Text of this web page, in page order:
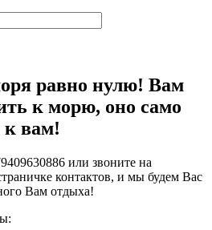
равно нулю! Вам
к морю, оно само
к вам!
или звоните на
контактов, и мы будем Вас
Вам отдыха!